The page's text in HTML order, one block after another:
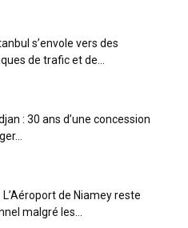
s’envole vers des
de trafic et de...
: 30 ans d’une concession
de Niamey reste
malgré les...